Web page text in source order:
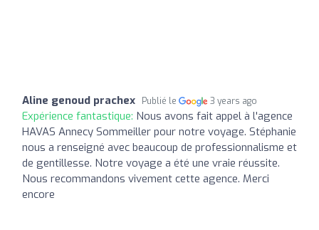
Aline genoud prachex Publié le 3 years ago
Expérience fantastique: Nous avons fait appel à l'agence
HAVAS Annecy Sommeiller pour notre voyage. Stéphanie
nous a renseigné avec beaucoup de professionnalisme et
de gentillesse. Notre voyage a été une vraie réussite.
Nous recommandons vivement cette agence. Merci
encore